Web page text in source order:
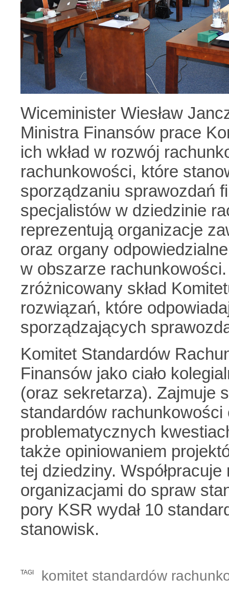
Wiceminister Wiesław
Ministra Finansów prace
ich wkład w rozwój
rachunkowości, które
sporządzaniu sprawozdań
specjalistów w dziedzinie
reprezentują organizacje
oraz organy
w obszarze
zróżnicowany skład
rozwiązań, które
sporządzających
Komitet Standardów
Finansów jako ciało
(oraz sekretarza). Zajmuje
standardów
problematycznych
także opiniowaniem
tej dziedziny.
organizacjami do spraw
pory KSR wydał 10
stanowisk.
TAGI komitet standardów